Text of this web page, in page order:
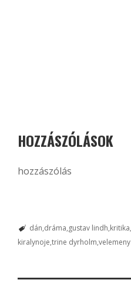
HOZZÁSZÓLÁSOK
hozzászólás
dán dráma gustav lindh kritika
kiralynoje trine dyrholm velemeny